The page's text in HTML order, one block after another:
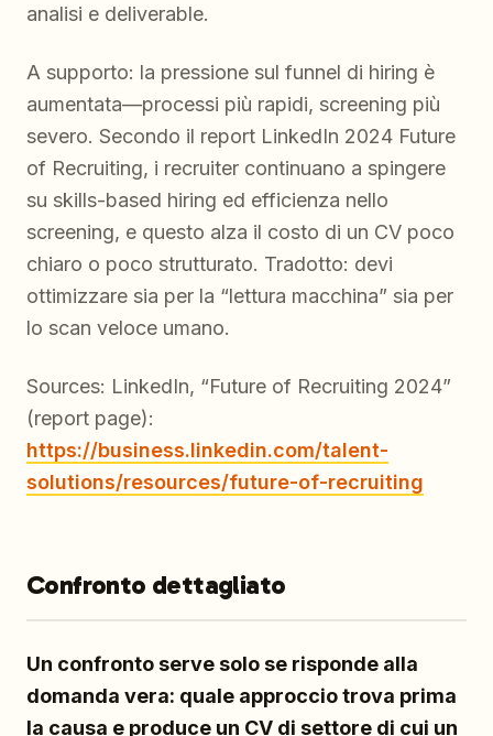
analisi e deliverable.
A supporto: la pressione sul funnel di hiring è
aumentata—processi più rapidi, screening più
severo. Secondo il report LinkedIn 2024 Future
of Recruiting, i recruiter continuano a spingere
su skills-based hiring ed efficienza nello
screening, e questo alza il costo di un CV poco
chiaro o poco strutturato. Tradotto: devi
ottimizzare sia per la “lettura macchina” sia per
lo scan veloce umano.
Sources: LinkedIn, “Future of Recruiting 2024”
(report page):
https://business.linkedin.com/talent-
solutions/resources/future-of-recruiting
Confronto dettagliato
Un confronto serve solo se risponde alla
domanda vera: quale approccio trova prima
la causa e produce un CV di settore di cui un